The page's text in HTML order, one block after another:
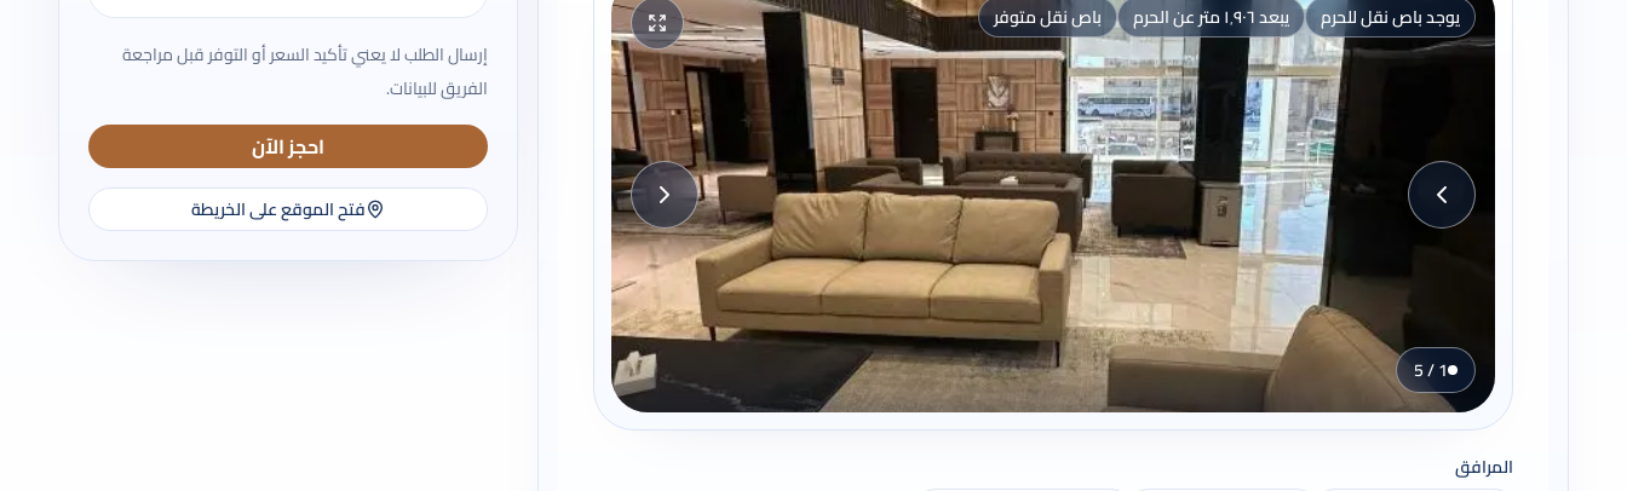
يوجد باص نقل للحرم يبعد ١٬٩٠٦ متر عن الحرم باص نقل متوفر
1 / 5
المرافق
إرسال الطلب لا يعني تأكيد السعر أو التوفر قبل مراجعة
الفريق للبيانات.
احجز الآن
فتح الموقع على الخريطة